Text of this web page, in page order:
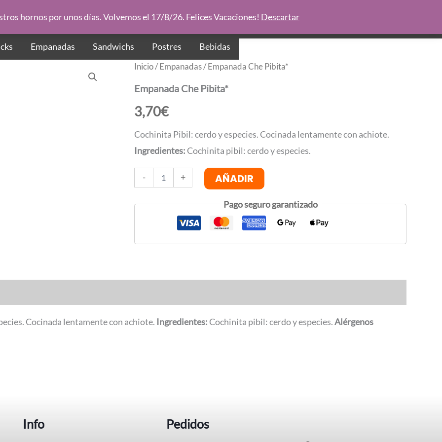
hornos por unos días. Volvemos el 17/8/26. Felices Vacaciones! Descartar
CARTA
Empanadas Sandwichs Postres Bebidas
Inicio/ Empanadas/ Empanada Che Pibita*
Empanada Che Pibita*
3,70€
Cochinita Pibil: cerdo y especies. Cocinada lentamente con achiote.
Ingredientes: Cochinita pibil: cerdo y especies.
- + AÑADIR
Pago seguro garantizado
Cocinada lentamente con achiote. Ingredientes: Cochinita pibil: cerdo y especies.Alérgenos
Info Pedidos